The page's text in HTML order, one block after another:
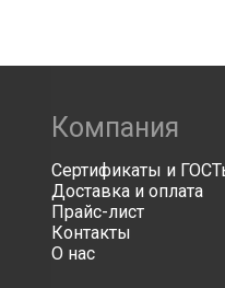
Компания
Сертификаты и
Доставка и оплата
Прайс-лист
Контакты
О нас